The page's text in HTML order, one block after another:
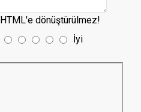
HTML'e dönüştürülmez!
İyi